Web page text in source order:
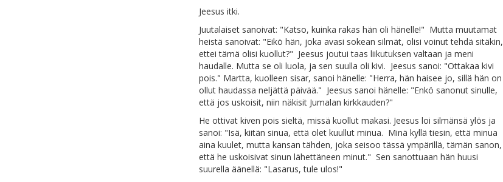
Jeesus itki.
Juutalaiset sanoivat: "Katso, kuinka rakas hän oli hänelle!" Mutta muutamat
heistä sanoivat: "Eikö hän, joka avasi sokean silmät, olisi voinut tehdä sitäkin,
ettei tämä olisi kuollut?" Jeesus joutui taas liikutuksen valtaan ja meni
haudalle. Mutta se oli luola, ja sen suulla oli kivi. Jeesus sanoi: "Ottakaa kivi
pois." Martta, kuolleen sisar, sanoi hänelle: "Herra, hän haisee jo, sillä hän on
ollut haudassa neljättä päivää." Jeesus sanoi hänelle: "Enkö sanonut sinulle,
että jos uskoisit, niin näkisit Jumalan kirkkauden?"
He ottivat kiven pois sieltä, missä kuollut makasi. Jeesus loi silmänsä ylös ja
sanoi: "Isä, kiitän sinua, että olet kuullut minua. Minä kyllä tiesin, että minua
aina kuulet, mutta kansan tähden, joka seisoo tässä ympärillä, tämän sanon,
että he uskoisivat sinun lähettäneen minut." Sen sanottuaan hän huusi
suurella äänellä: "Lasarus, tule ulos!"